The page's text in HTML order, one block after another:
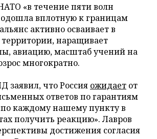
«в течение пяти волн
вплотную к границам
активно осваивает в
наращивает
авиацию, масштаб учений на
многократно.
заявил, что Россия ожидает от
ответов по гарантиям
каждому нашему пункту в
получить реакцию». Лавров
достижения согласия